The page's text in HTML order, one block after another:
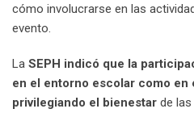
cómo involucrarse en las
evento.
La SEPH indicó que la
en el entorno escolar como en
privilegiando el bienestar de